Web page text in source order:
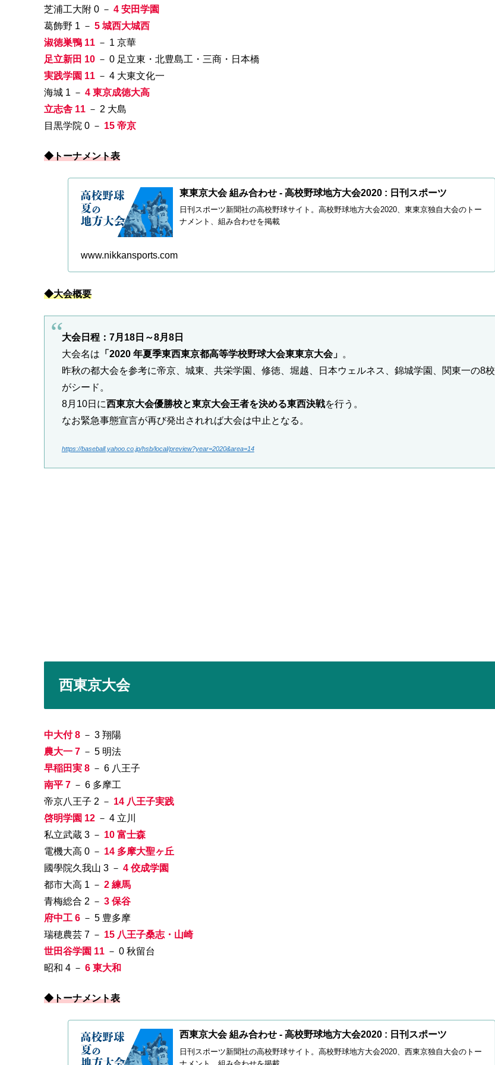
芝浦工大附 0 － 4 安田学園
葛飾野 1 － 5 城西大城西
淑徳巣鴨 11 － 1 京華
足立新田 10 － 0 足立東・北豊島工・三商・日本橋
実践学園 11 － 4 大東文化一
海城 1 － 4 東京成徳大高
立志舎 11 － 2 大島
目黒学院 0 － 15 帝京
◆トーナメント表
東東京大会 組み合わせ - 高校野球地方大会2020 : 日刊スポーツ
日刊スポーツ新聞社の高校野球サイト。高校野球地方大会2020、東東京独自大会のトー
ナメント、組み合わせを掲載
www.nikkansports.com
◆大会概要
大会日程：7月18日～8月8日
大会名は 「2020 年夏季東西東京都高等学校野球大会東東京大会」 。
昨秋の都大会を参考に帝京、城東、共栄学園、修徳、堀越、日本ウェルネス、錦城学園、関東一の8校
がシード。
8月10日に西東京大会優勝校と東京大会王者を決める東西決戦を行う。
なお緊急事態宣言が再び発出されれば大会は中止となる。
https://baseball.yahoo.co.jp/hsb/local/preview?year=2020&area=14
西東京大会
中大付 8 － 3 翔陽
農大一 7 － 5 明法
早稲田実 8 － 6 八王子
南平 7 － 6 多摩工
帝京八王子 2 － 14 八王子実践
啓明学園 12 － 4 立川
私立武蔵 3 － 10 富士森
電機大高 0 － 14 多摩大聖ヶ丘
國學院久我山 3 － 4 佼成学園
都市大高 1 － 2 練馬
青梅総合 2 － 3 保谷
府中工 6 － 5 豊多摩
瑞穂農芸 7 － 15 八王子桑志・山崎
世田谷学園 11 － 0 秋留台
昭和 4 － 6 東大和
◆トーナメント表
西東京大会 組み合わせ - 高校野球地方大会2020 : 日刊スポーツ
日刊スポーツ新聞社の高校野球サイト。高校野球地方大会2020、西東京独自大会のトー